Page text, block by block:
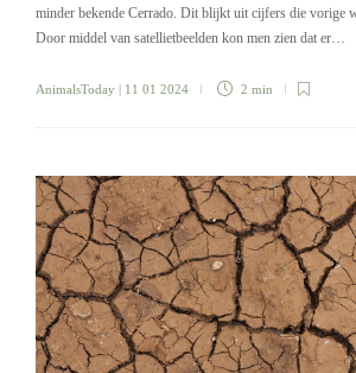
minder bekende Cerrado. Dit blijkt uit cijfers die vorige
Door middel van satellietbeelden kon men zien dat er…
AnimalsToday | 11 01 2024 2 min